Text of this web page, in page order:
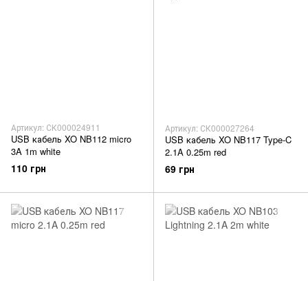
Артикул: СК000024911
USB кабель XO NB112 micro
3A 1m white
110 грн
Артикул: СК000027264
USB кабель XO NB117 Type-C
2.1A 0.25m red
69 грн